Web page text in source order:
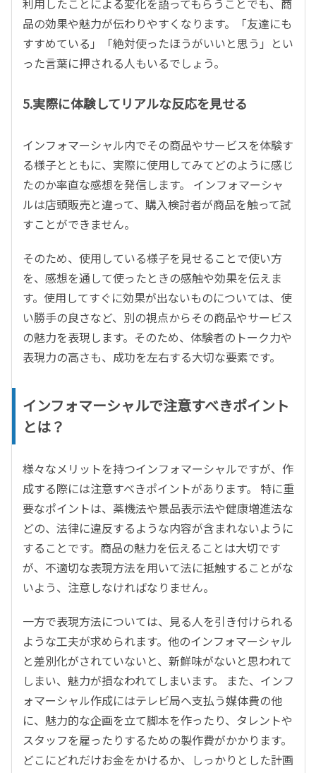
利用したことによる変化を語ってもらうことでも、商
品の効果や魅力が伝わりやすくなります。「友達にも
すすめている」「絶対使ったほうがいいと思う」とい
った言葉に押される人もいるでしょう。
5.実際に体験してリアルな反応を見せる
インフォマーシャル内でその商品やサービスを体験す
る様子とともに、実際に使用してみてどのように感じ
たのか率直な感想を発信します。 インフォマーシャ
ルは店頭販売と違って、購入検討者が商品を触って試
すことができません。
そのため、使用している様子を見せることで使い方
を、感想を通して使ったときの感触や効果を伝えま
す。使用してすぐに効果が出ないものについては、使
い勝手の良さなど、別の視点からその商品やサービス
の魅力を表現します。そのため、体験者のトーク力や
表現力の高さも、成功を左右する大切な要素です。
インフォマーシャルで注意すべきポイント
とは？
様々なメリットを持つインフォマーシャルですが、作
成する際には注意すべきポイントがあります。 特に重
要なポイントは、薬機法や景品表示法や健康増進法な
どの、法律に違反するような内容が含まれないように
することです。商品の魅力を伝えることは大切です
が、不適切な表現方法を用いて法に抵触することがな
いよう、注意しなければなりません。
一方で表現方法については、見る人を引き付けられる
ような工夫が求められます。他のインフォマーシャル
と差別化がされていないと、新鮮味がないと思われて
しまい、魅力が損なわれてしまいます。 また、インフ
ォマーシャル作成にはテレビ局へ支払う媒体費の他
に、魅力的な企画を立て脚本を作ったり、タレントや
スタッフを雇ったりするための製作費がかかります。
どこにどれだけお金をかけるか、しっかりとした計画